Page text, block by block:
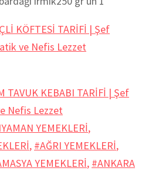
KÖFTESİ TARİFİ | Şef
ve Nefis Lezzet
YEMEKLERİ,
, #AĞRI YEMEKLERİ,
YEMEKLERİ, #ANKARA